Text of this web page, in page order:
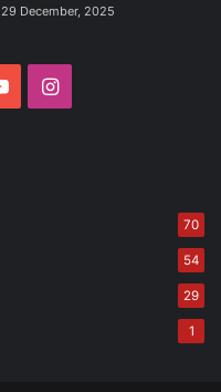
29 December, 2025
YouTubeInstagram
70
54
29
1